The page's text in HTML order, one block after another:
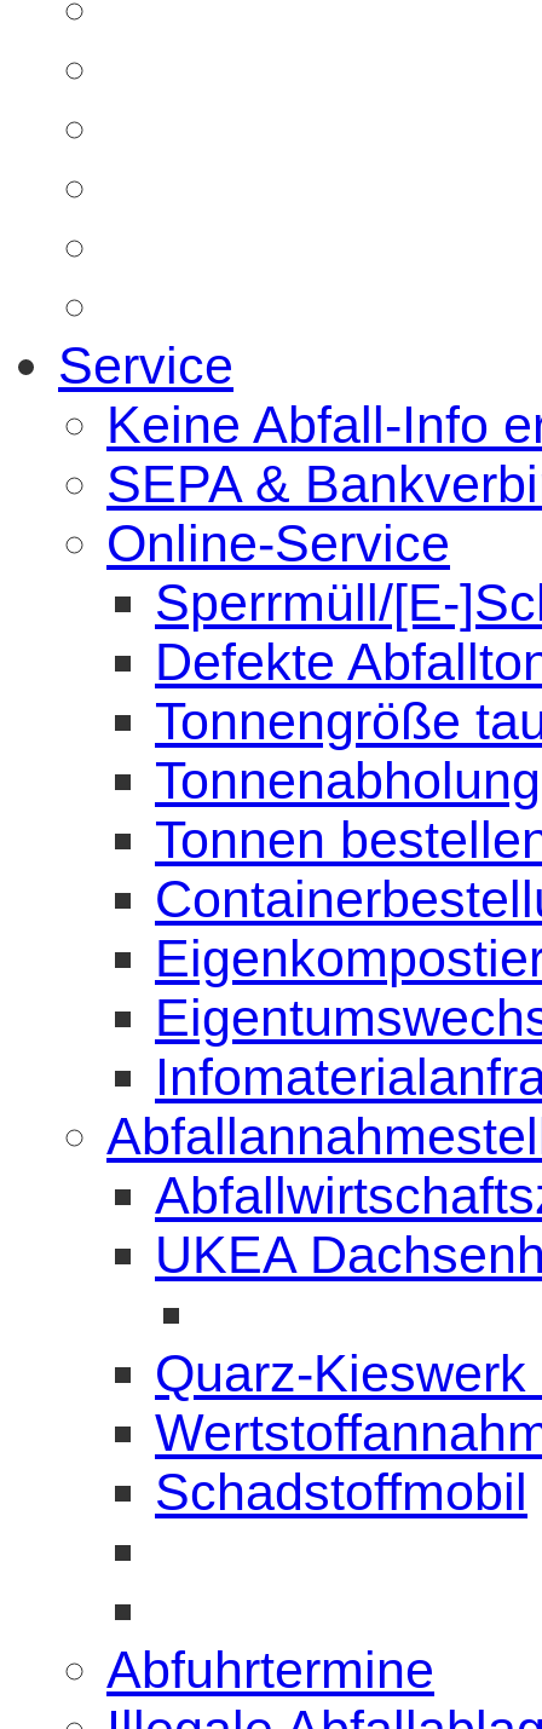
Service
Keine Abfall-Info
SEPA &
Online-Service
Sperrmüll/[E-
Defekte
Tonnengröße
Tonnenabholung
Tonnen
UKEA
Quarz-
Schadstoffmobil
Abfuhrtermine